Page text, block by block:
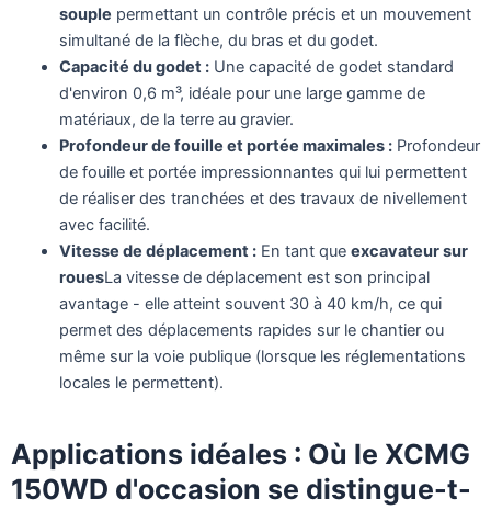
souple permettant un contrôle précis et un mouvement
simultané de la flèche, du bras et du godet.
Capacité du godet :Une capacité de godet standard
d'environ 0,6 m³, idéale pour une large gamme de
matériaux, de la terre au gravier.
Profondeur de fouille et portée maximales :Profondeur
de fouille et portée impressionnantes qui lui permettent
de réaliser des tranchées et des travaux de nivellement
avec facilité.
Vitesse de déplacement :En tant que excavateur sur
rouesLa vitesse de déplacement est son principal
avantage - elle atteint souvent 30 à 40 km/h, ce qui
permet des déplacements rapides sur le chantier ou
même sur la voie publique (lorsque les réglementations
locales le permettent).
Applications idéales : Où le XCMG
150WD d'occasion se distingue-t-